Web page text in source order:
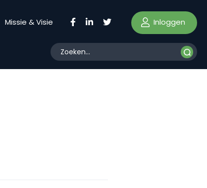
Missie & Visie Inloggen